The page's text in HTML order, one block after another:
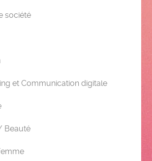
société
et Communication digitale
Beauté